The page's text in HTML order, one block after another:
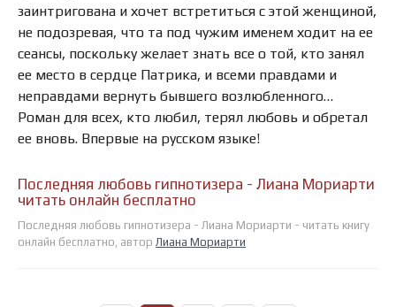
заинтригована и хочет встретиться с этой женщиной,
не подозревая, что та под чужим именем ходит на ее
сеансы, поскольку желает знать все о той, кто занял
ее место в сердце Патрика, и всеми правдами и
неправдами вернуть бывшего возлюбленного…
Роман для всех, кто любил, терял любовь и обретал
ее вновь. Впервые на русском языке!
Последняя любовь гипнотизера - Лиана Мориарти
читать онлайн бесплатно
Последняя любовь гипнотизера - Лиана Мориарти - читать книгу
онлайн бесплатно, автор Лиана Мориарти